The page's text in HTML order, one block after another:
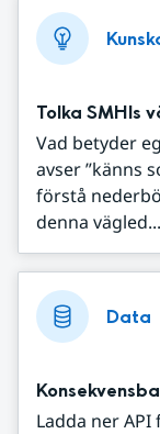
Tolka SMHIs
Vad betyder
avser ”känns
förstå
denna vägled...
Data
Ladda ner